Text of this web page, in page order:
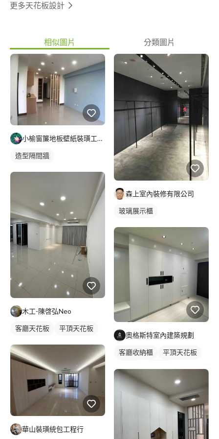
更多天花板設計
相似圖片 分類圖片
小榆窗簾地板壁紙裝璜工廠/山辰室內設計
造型隔間牆
木工-陳啓弘Neo
客廳天花板 平頂天花板
華山裝璜統包工程行
森上室內裝修有限公司
玻璃展示櫃
奧格斯特室內建築規劃
客廳收納櫃
平頂天花板